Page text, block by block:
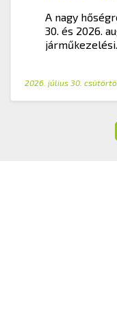
A nagy
30. és 2026.
járműkezelési...
2026. július 30.